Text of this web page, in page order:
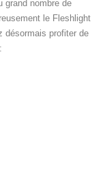
grand nombre de
le Fleshlight
désormais profiter de